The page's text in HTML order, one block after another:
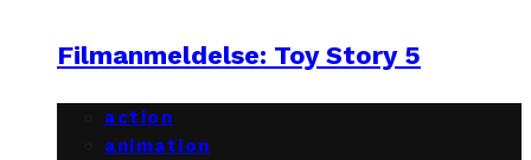
Filmanmeldelse: Toy Story 5
action
animation